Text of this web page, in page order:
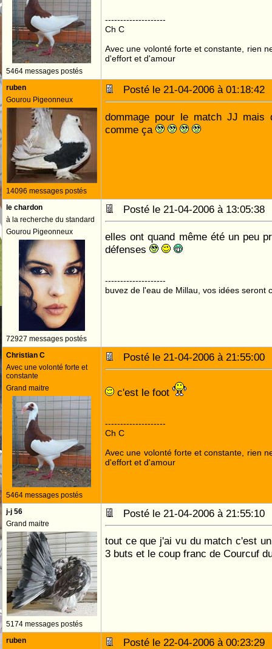
5464 messages postés
--------------------
Ch C
Avec une volonté forte et constante, rien
d'effort et d'amour
ruben
Gourou Pigeonneux
14096 messages postés
Posté le 21-04-2006 à
dommage pour le match JJ mais
comme ça
le chardon
à la recherche du standard
Gourou Pigeonneux
72927 messages postés
Posté le 21-04-2006 à
elles ont quand même été un peu
défenses
--------------------
buvez de l'eau de Millau, vos idées seront
Christian C
Avec une volonté forte et
constante
Grand maitre
5464 messages postés
Posté le 21-04-2006 à
c'est le foot
--------------------
Ch C
Avec une volonté forte et constante, rien
d'effort et d'amour
j-j 56
Grand maitre
5174 messages postés
Posté le 21-04-2006 à
tout ce que j'ai vu du match c'est
3 buts et le coup franc de Courcuf
ruben
Posté le 22-04-2006 à